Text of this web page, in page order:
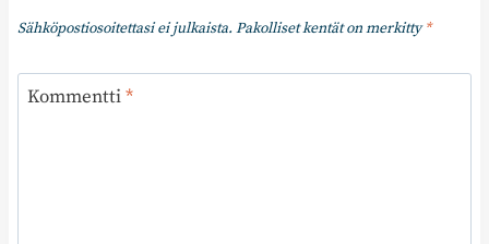
Sähköpostiosoitettasi ei julkaista. Pakolliset kentät on merkitty*
Kommentti*